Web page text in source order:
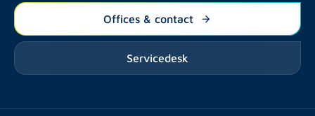
Offices & contact
Servicedesk